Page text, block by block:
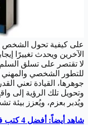
على كيفية تحول الشخص
الآخرين ويحدث تغييرًا
لا تقتصر على تسلق
للتطور الشخصي والمهني
جوهرها، القيادة تعني
وتحويل تلك الرؤية إلى
ويُدبر بعزم، ويُعزز بيئة
شاهد أيضاً: أفضل 4 كتب في مجال التسويق وريادة الأعمال